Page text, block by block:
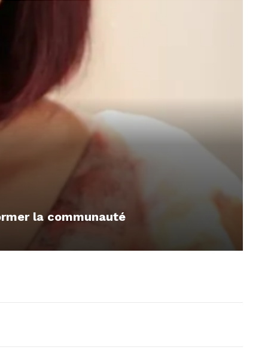
la communauté